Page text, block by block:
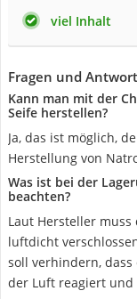
viel Inhalt
Fragen und
Kann man mit der
Seife herstellen?
Ja, das ist möglich,
Herstellung von
Was ist bei der
beachten?
Laut Hersteller
luftdicht
soll verhindern,
der Luft reagiert